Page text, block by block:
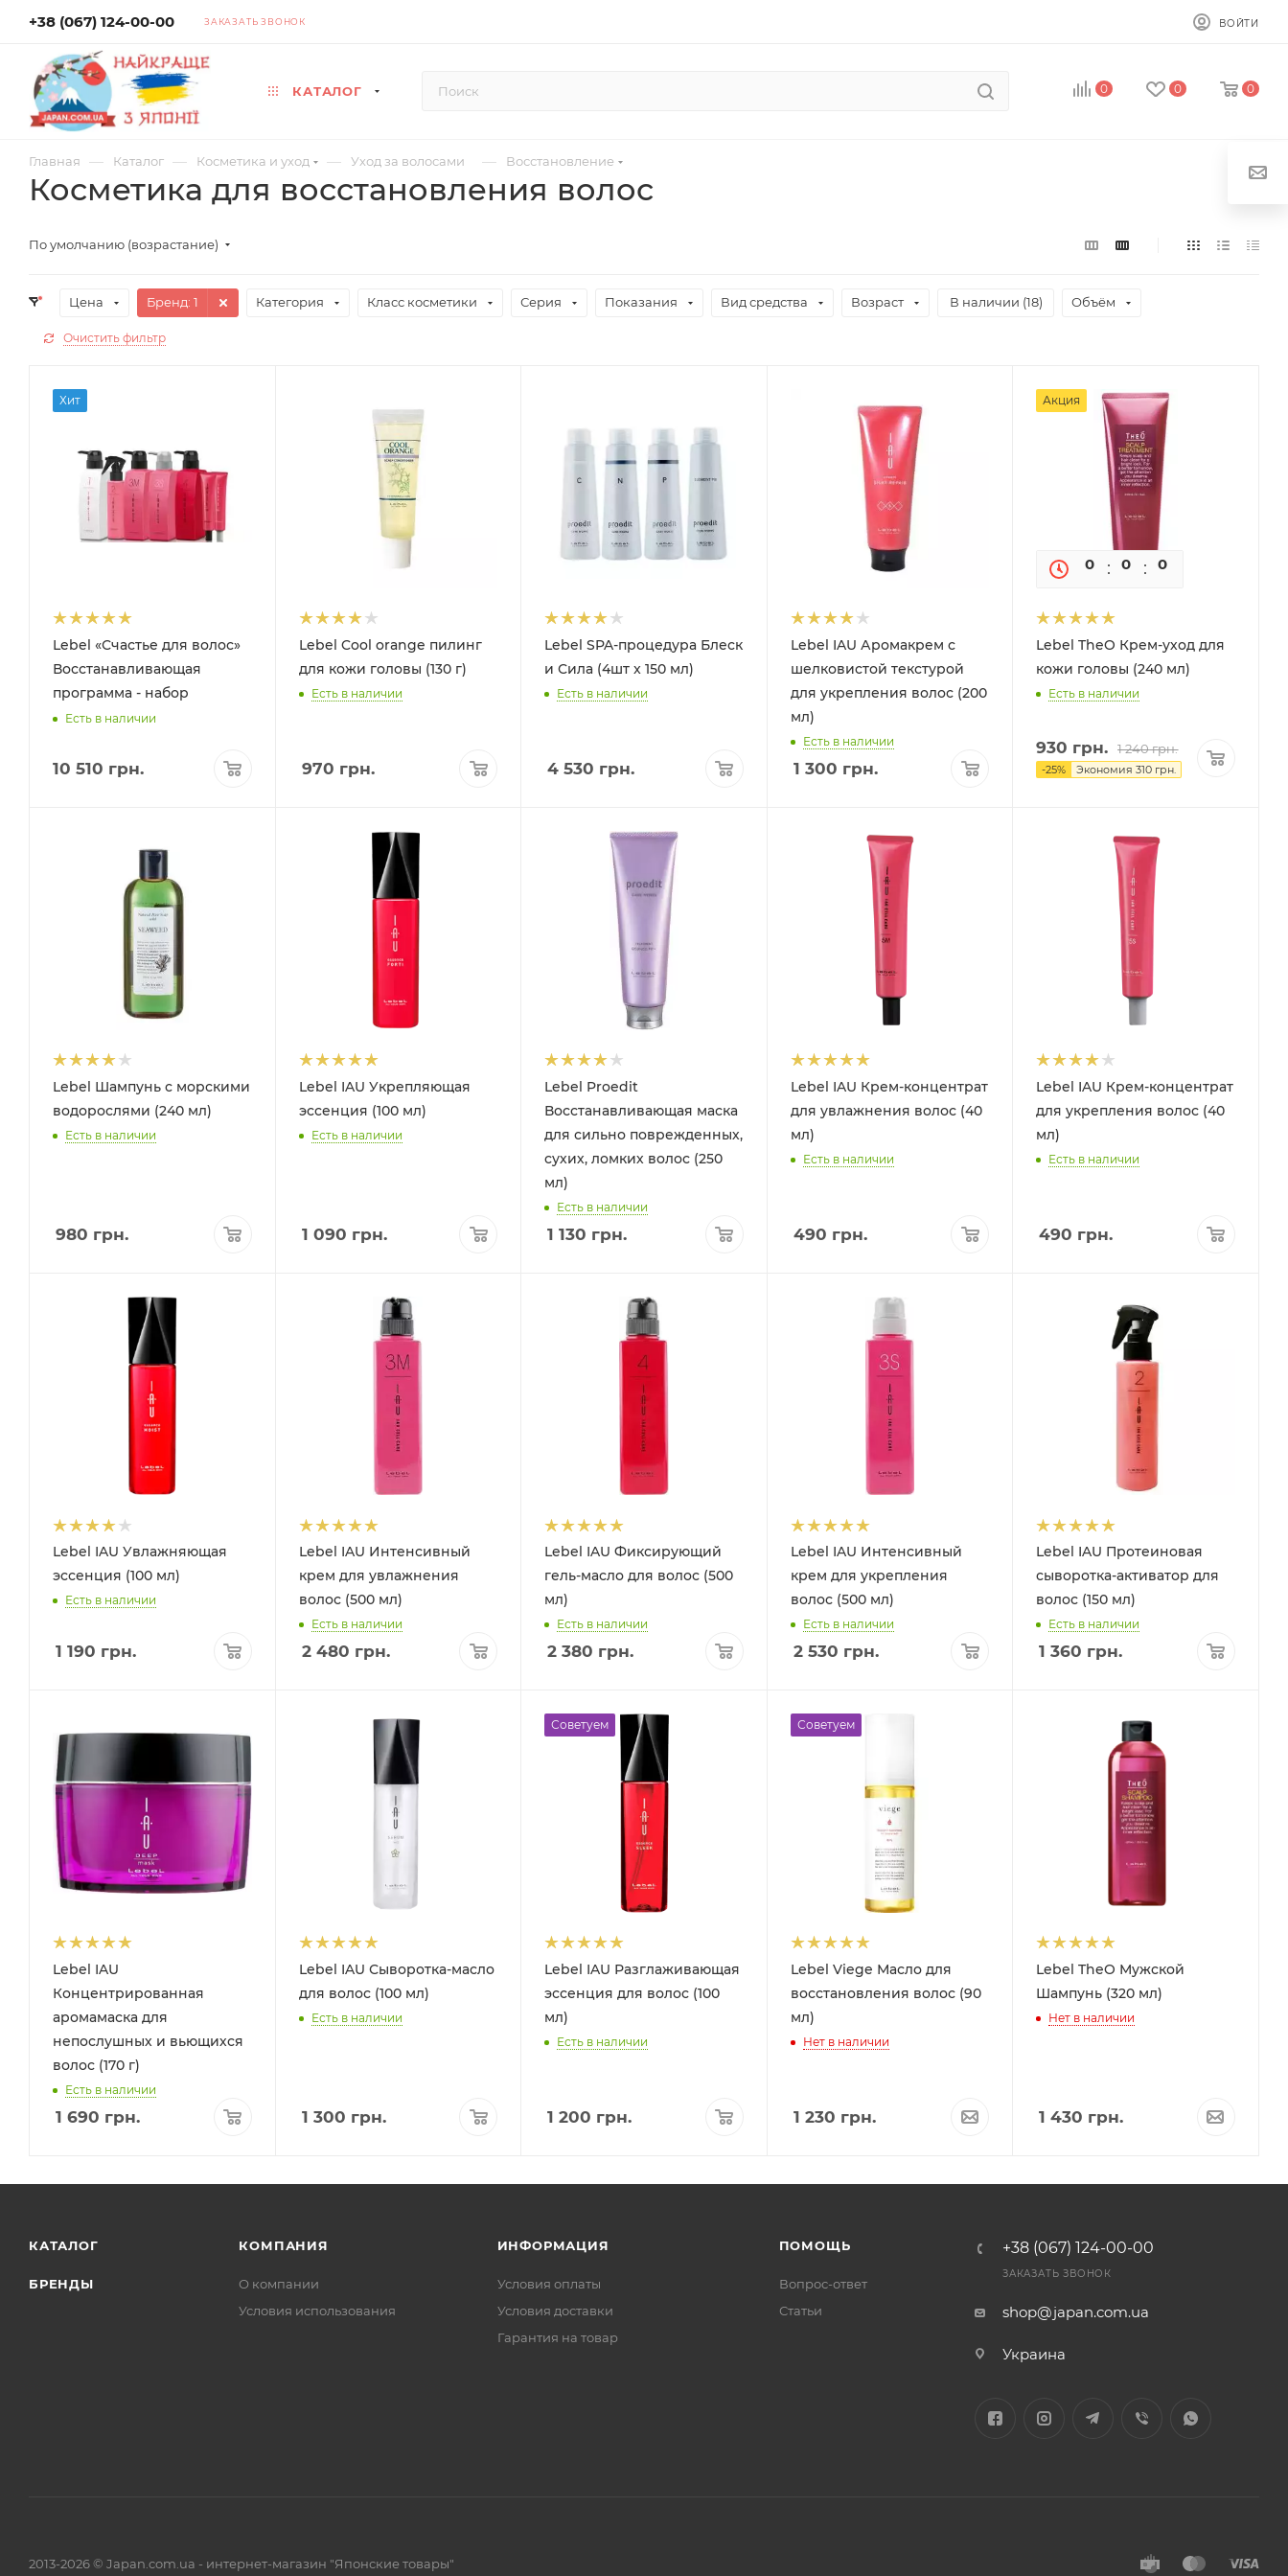
+38 (067) 124-00-00 ЗАКАЗАТЬ ЗВОНОК ВОЙТИ
КАТАЛОГ 0 0 0
Главная — Каталог — Косметика и уход — Уход за волосами — Восстановление
Косметика для восстановления волос
По умолчанию (возрастание)
Цена Бренд: 1 Категория Класс косметики Серия Показания Вид средства Возраст В наличии (18) Объём
Очистить фильтр
Хит
Lebel «Счастье для волос»
Восстанавливающая
программа - набор
Есть в наличии
10 510 грн.
Lebel Cool orange пилинг
для кожи головы (130 г)
Есть в наличии
970 грн.
Lebel SPA-процедура Блеск
и Сила (4шт x 150 мл)
Есть в наличии
4 530 грн.
Lebel IAU Аромакрем с
шелковистой текстурой
для укрепления волос (200
мл)
Есть в наличии
1 300 грн.
Акция
0 0 0
Lebel TheO Крем-уход для
кожи головы (240 мл)
Есть в наличии
930 грн. 1 240грн.
-25% Экономия310 грн.
Lebel Шампунь с морскими
водорослями (240 мл)
Есть в наличии
980 грн.
Lebel IAU Укрепляющая
эссенция (100 мл)
Есть в наличии
1 090 грн.
Lebel Proedit
Восстанавливающая маска
для сильно поврежденных,
сухих, ломких волос (250
мл)
Есть в наличии
1 130 грн.
Lebel IAU Крем-концентрат
для увлажнения волос (40
мл)
Есть в наличии
490 грн.
Lebel IAU Крем-концентрат
для укрепления волос (40
мл)
Есть в наличии
490 грн.
Lebel IAU Увлажняющая
эссенция (100 мл)
Есть в наличии
1 190 грн.
Lebel IAU Интенсивный
крем для увлажнения
волос (500 мл)
Есть в наличии
2 480 грн.
Lebel IAU Фиксирующий
гель-масло для волос (500
мл)
Есть в наличии
2 380 грн.
Lebel IAU Интенсивный
крем для укрепления
волос (500 мл)
Есть в наличии
2 530 грн.
Lebel IAU Протеиновая
сыворотка-активатор для
волос (150 мл)
Есть в наличии
1 360 грн.
Lebel IAU
Концентрированная
аромамаска для
непослушных и вьющихся
волос (170 г)
Есть в наличии
1 690 грн.
Lebel IAU Сыворотка-масло
для волос (100 мл)
Есть в наличии
1 300 грн.
Советуем
Lebel IAU Разглаживающая
эссенция для волос (100
мл)
Есть в наличии
1 200 грн.
Советуем
Lebel Viege Масло для
восстановления волос (90
мл)
Нет в наличии
1 230 грн.
Lebel TheO Мужской
Шампунь (320 мл)
Нет в наличии
1 430 грн.
КАТАЛОГ
БРЕНДЫ
КОМПАНИЯ
О компании
Условия использования
ИНФОРМАЦИЯ
Условия оплаты
Условия доставки
Гарантия на товар
ПОМОЩЬ
Вопрос-ответ
Статьи
+38 (067) 124-00-00
ЗАКАЗАТЬ ЗВОНОК
shop@japan.com.ua
Украина
2013-2026 © Japan.com.ua - интернет-магазин "Японские товары"